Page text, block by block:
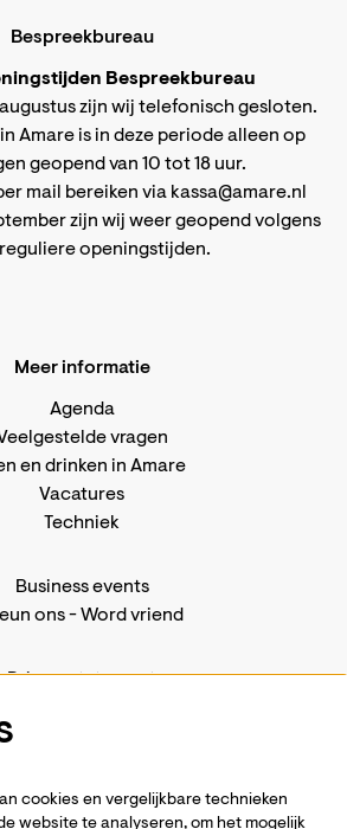
Bespreekbureau
Bespreekbureau
zijn wij telefonisch gesloten.
Amare is in deze periode alleen op
geopend van 10 tot 18 uur.
mail bereiken via kassa@amare.nl
zijn wij weer geopend volgens
openingstijden.
Meer informatie
Agenda
vragen
en drinken in Amare
Vacatures
Techniek
Business events
ons-Word vriend
Privacystatement
cookies en vergelijkbare technieken
website te analyseren, om het mogelijk